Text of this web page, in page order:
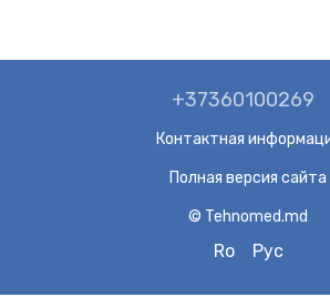
+37360100269
Контактная
Полная версия сайта
© Tehnomed.md
Ro Рус